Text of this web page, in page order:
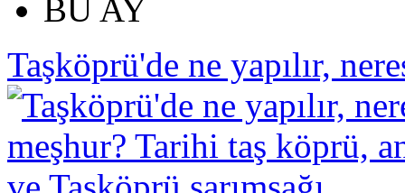
BU AY
Taşköprü'de ne yapılır,